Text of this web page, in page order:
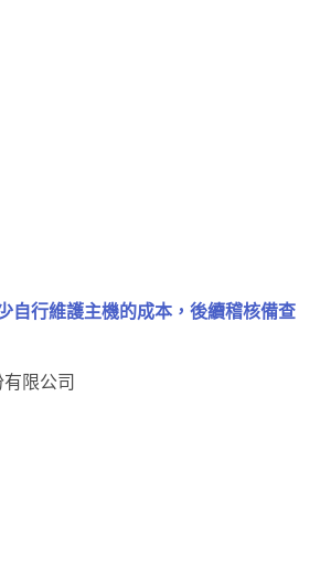
自行維護主機的成本，後續稽核備查
限公司